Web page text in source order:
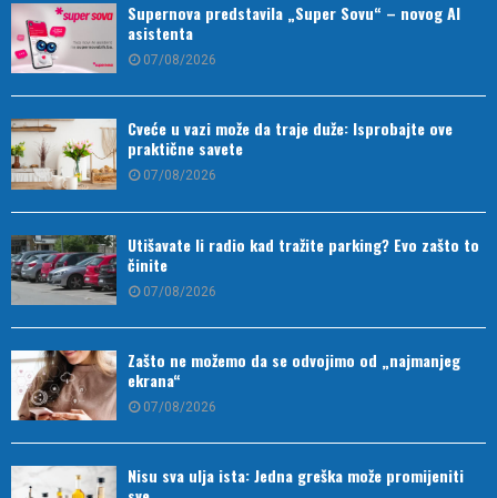
Supernova predstavila „Super Sovu“ – novog AI
asistenta
07/08/2026
Cveće u vazi može da traje duže: Isprobajte ove
praktične savete
07/08/2026
Utišavate li radio kad tražite parking? Evo zašto to
činite
07/08/2026
Zašto ne možemo da se odvojimo od „najmanjeg
ekrana“
07/08/2026
Nisu sva ulja ista: Jedna greška može promijeniti